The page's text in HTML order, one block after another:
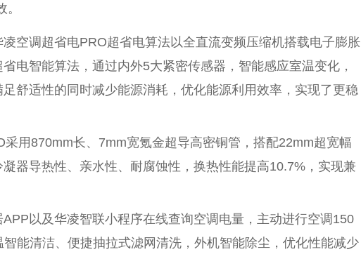
空调超省电PRO超省电算法以全直流变频压缩机搭载电子膨胀
电智能算法，通过内外5大紧密传感器，智能感应室温变化，
舒适性的同时减少能源消耗，优化能源利用效率，实现了更稳
采用870mm长、7mm宽氪金超导高密铜管，搭配22mm超宽幅
器导热性、亲水性、耐腐蚀性，换热性能提高10.7%，实现兼
以及华凌智联小程序在线查询空调电量，主动进行空调150
能清洁、便捷抽拉式滤网清洗，外机智能除尘，优化性能减少